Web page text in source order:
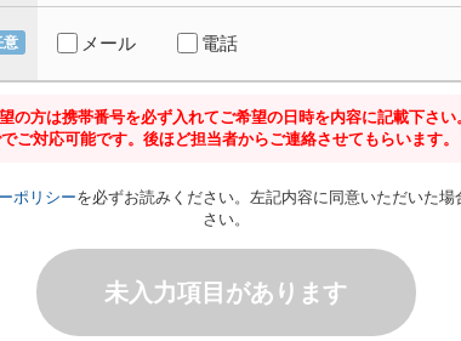
意 メール 電話
の方は携帯番号を必ず入れてご希望の日時を内容に記載下さい
ご対応可能です。後ほど担当者からご連絡させてもらいます。
ポリシーを必ずお読みください。左記内容に同意いただいた
さい。
未入力項目があります